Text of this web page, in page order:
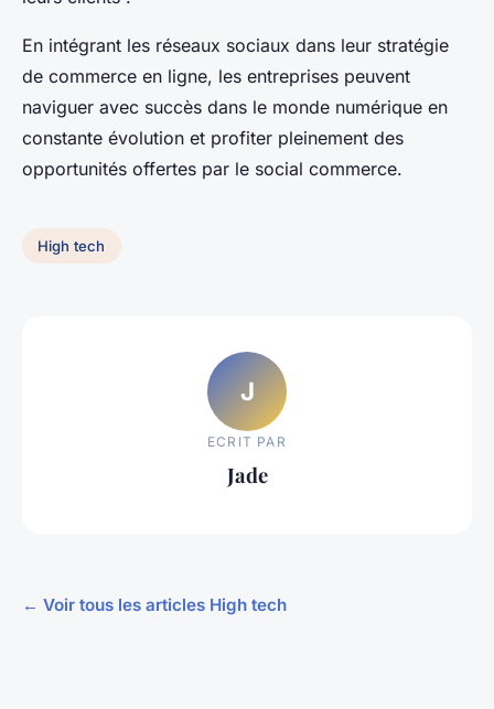
En intégrant les réseaux sociaux dans leur stratégie
de commerce en ligne, les entreprises peuvent
naviguer avec succès dans le monde numérique en
constante évolution et profiter pleinement des
opportunités offertes par le social commerce.
High tech
J
ECRIT PAR
Jade
← Voir tous les articles High tech